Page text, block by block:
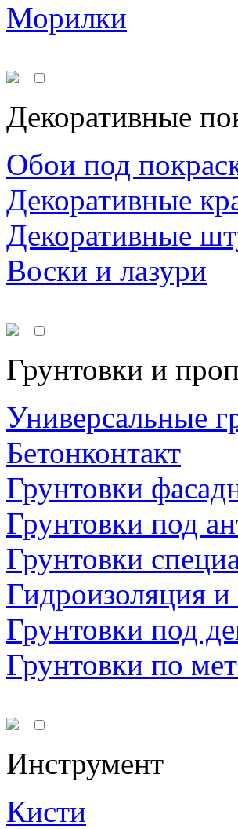
Морилки
Декоративные
Обои под
Декоративные
Декоративные
Воски и лазури
Грунтовки и
Универсальные
Бетонконтакт
Грунтовки
Грунтовки под
Грунтовки
Гидроизоляция
Грунтовки под
Грунтовки по
Инструмент
Кисти